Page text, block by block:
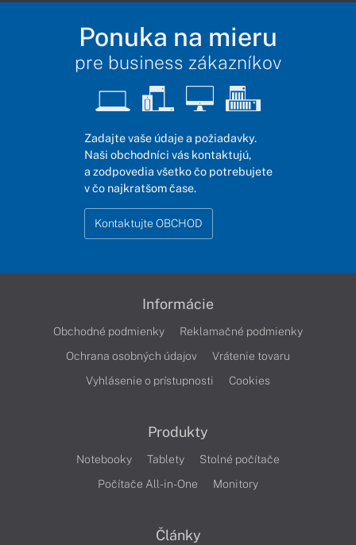
Ponuka na mieru
pre business zákazníkov
Zadajte vaše údaje a požiadavky.
Naši obchodníci vás kontaktujú,
a zodpovedia všetko čo potrebujete
v čo najkratšom čase.
Kontaktujte OBCHOD
Informácie
Obchodné podmienky
Reklamačné podmienky
Ochrana osobných údajov
Vrátenie tovaru
Vyhlásenie o prístupnosti
Cookies
Produkty
Notebooky Tablety
Stolné počítače
Počítače All-in-One
Monitory
Články